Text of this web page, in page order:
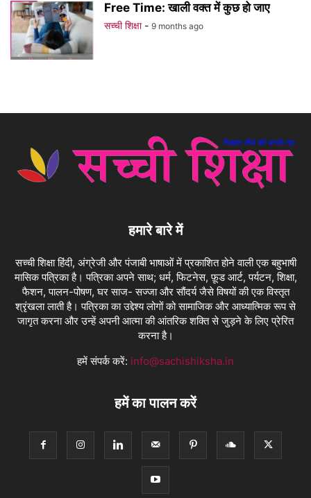
Free Time: खाली वक्त में कुछ हो जाए
सच्ची शिक्षा - 9 months ago
हमारे बारे में
सच्ची शिक्षा हिंदी, अंग्रेजी और पंजाबी भाषाओं में प्रकाशित होने वाली एक बहुभाषी
मासिक पत्रिका है। पत्रिका अपने साथ; धर्म, फिटनेस, फ़ूड आर्ट, पर्यटन, शिक्षा,
फैशन, पालन-पोषण, घर साज- सज्जा और सौंदर्य जैसे विषयों की एक विस्तृत
श्रृंखला लाती है। पत्रिका का उद्देश्य लोगों को सामाजिक और आध्यात्मिक रूप से
जागृत करना और उन्हें अपनी आत्मा की आंतरिक शक्ति से जुड़ने के लिए प्रेरित
करना है।
हमें संपर्क करें: info@sachishiksha.in
हमें का पालन करें